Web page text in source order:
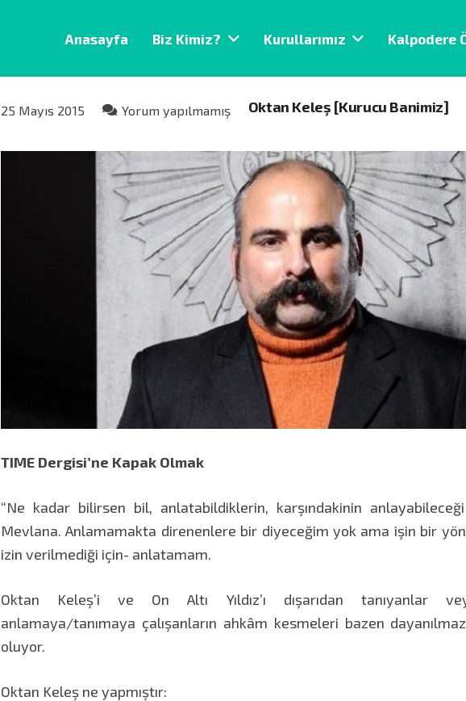
Anasayfa Biz Kimiz? Kurullarımız Kalpodere
25 Mayıs 2015 Yorum yapılmamış Oktan Keleş [Kurucu Banimiz]
TIME Dergisi’ne Kapak Olmak
“Ne kadar bilirsen bil, anlatabildiklerin, karşındakinin
Mevlana. Anlamamakta direnenlere bir diyeceğim yok ama işin bir
izin verilmediği için- anlatamam.
Oktan Keleş’i ve On Altı Yıldız’ı dışarıdan tanıyanlar
anlamaya/tanımaya çalışanların ahkâm kesmeleri bazen
oluyor.
Oktan Keleş ne yapmıştır: